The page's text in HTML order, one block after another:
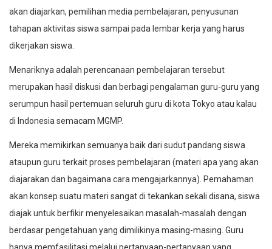
akan diajarkan, pemilihan media pembelajaran, penyusunan
tahapan aktivitas siswa sampai pada lembar kerja yang harus
dikerjakan siswa.
Menariknya adalah perencanaan pembelajaran tersebut
merupakan hasil diskusi dan berbagi pengalaman guru-guru yang
serumpun hasil pertemuan seluruh guru di kota Tokyo atau kalau
di Indonesia semacam MGMP.
Mereka memikirkan semuanya baik dari sudut pandang siswa
ataupun guru terkait proses pembelajaran (materi apa yang akan
diajarakan dan bagaimana cara mengajarkannya). Pemahaman
akan konsep suatu materi sangat di tekankan sekali disana, siswa
diajak untuk berfikir menyelesaikan masalah-masalah dengan
berdasar pengetahuan yang dimilikinya masing-masing. Guru
hanya memfasilitasi melalui pertanyaan-pertanyaan yang